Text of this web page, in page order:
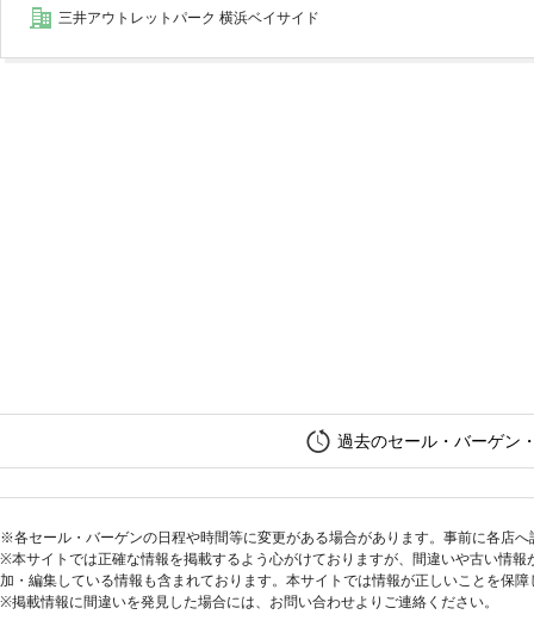
三井アウトレットパーク 横浜ベイサイド
過去のセール・バーゲン
※各セール・バーゲンの日程や時間等に変更がある場合があります。事前に各店
※本サイトでは正確な情報を掲載するよう心がけておりますが、間違いや古い情
加・編集している情報も含まれております。本サイトでは情報が正しいことを保
※掲載情報に間違いを発見した場合には、お問い合わせよりご連絡ください。